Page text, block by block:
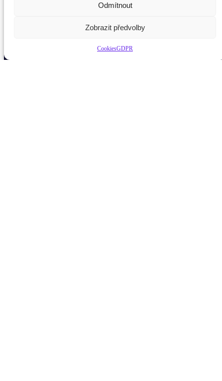
Odmítnout
Zobrazit předvolby
CookiesGDPR
Potřebujete poradit?Zeptejte se našeho asistenta